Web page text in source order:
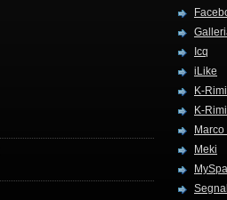
Icq
iLike
K-
K-
Meki